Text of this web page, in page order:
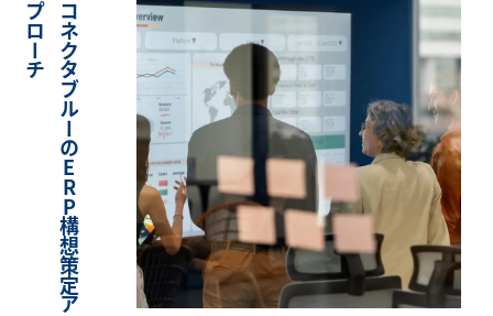
コ
ネ
ク
タ
ブ
ル
ー
の
E
R
P
構
想
策
定
ア
プ
ロ
ー
チ